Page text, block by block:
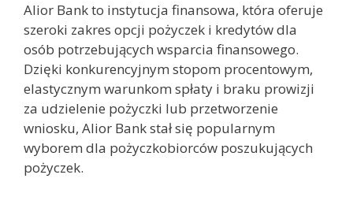
Alior Bank to instytucja finansowa, która oferuje
szeroki zakres opcji pożyczek i kredytów dla
osób potrzebujących wsparcia finansowego.
Dzięki konkurencyjnym stopom procentowym,
elastycznym warunkom spłaty i braku prowizji
za udzielenie pożyczki lub przetworzenie
wniosku, Alior Bank stał się popularnym
wyborem dla pożyczkobiorców poszukujących
pożyczek.